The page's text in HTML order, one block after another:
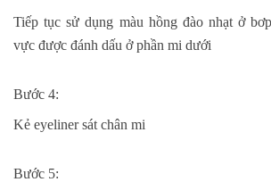
Tiếp tục sử dụng màu hồng đào nhạt ở
vực được đánh dấu ở phần mi dưới
Bước 4:
Kẻ eyeliner sát chân mi
Bước 5: